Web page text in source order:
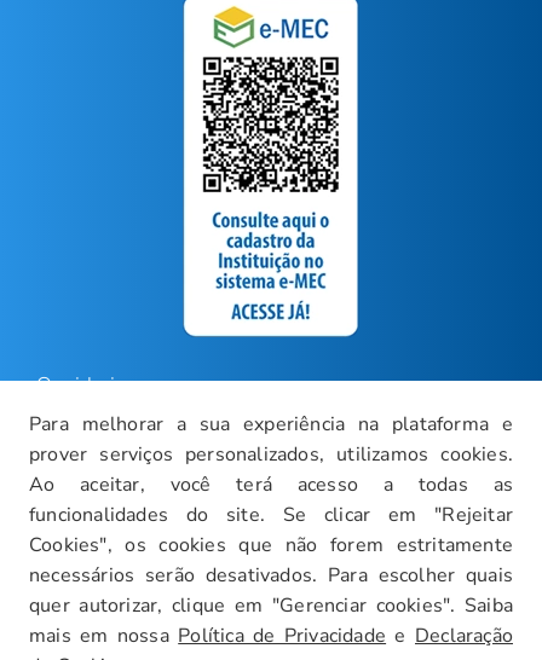
Para melhorar a sua experiência na plataforma e
prover serviços personalizados, utilizamos cookies.
Ao aceitar, você terá acesso a todas as
funcionalidades do site. Se clicar em "Rejeitar
Cookies", os cookies que não forem estritamente
necessários serão desativados. Para escolher quais
quer autorizar, clique em "Gerenciar cookies". Saiba
mais em nossa Política de Privacidade e Declaração
Ouvidoria
Carreiras
Intranet
Política de Privacidade
Documentos Institucionais
Faça um Tour Virtual
Blog